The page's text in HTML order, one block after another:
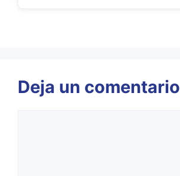
Deja un comentario